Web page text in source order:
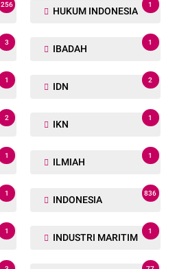
256
HUKUM INDONESIA
1
3
IBADAH
1
1
IDN
2
2
IKN
1
1
ILMIAH
1
1
INDONESIA
836
1
INDUSTRI MARITIM
1